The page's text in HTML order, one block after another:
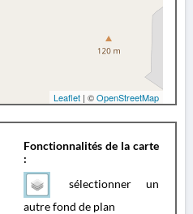
Leaflet | ©OpenStreetMap
Fonctionnalités de la carte
:
sélectionner un
autre fond de plan